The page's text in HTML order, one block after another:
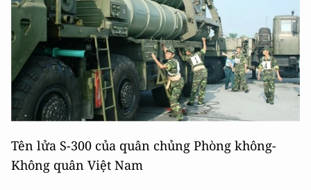
Tên lửa S-300 của quân chủng Phòng không-
Không quân Việt Nam